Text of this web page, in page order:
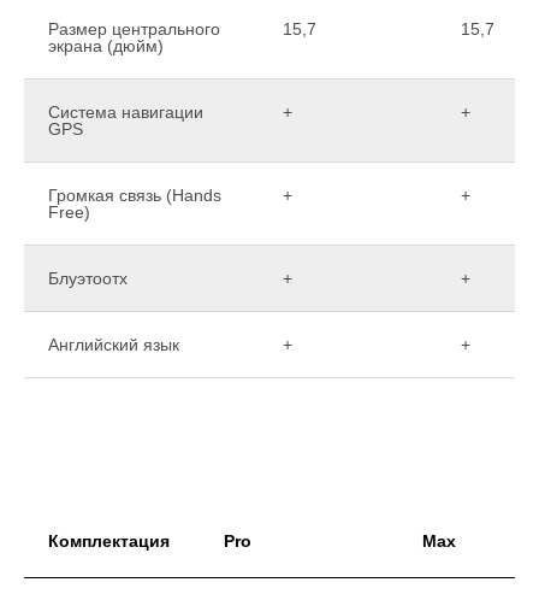
Размер центрального
экрана (дюйм)
15,7 15,7
Система навигации
GPS
+ +
Громкая связь (Hands
Free)
+ +
Блуэтоотх + +
Английский язык + +
Комплектация Pro Max